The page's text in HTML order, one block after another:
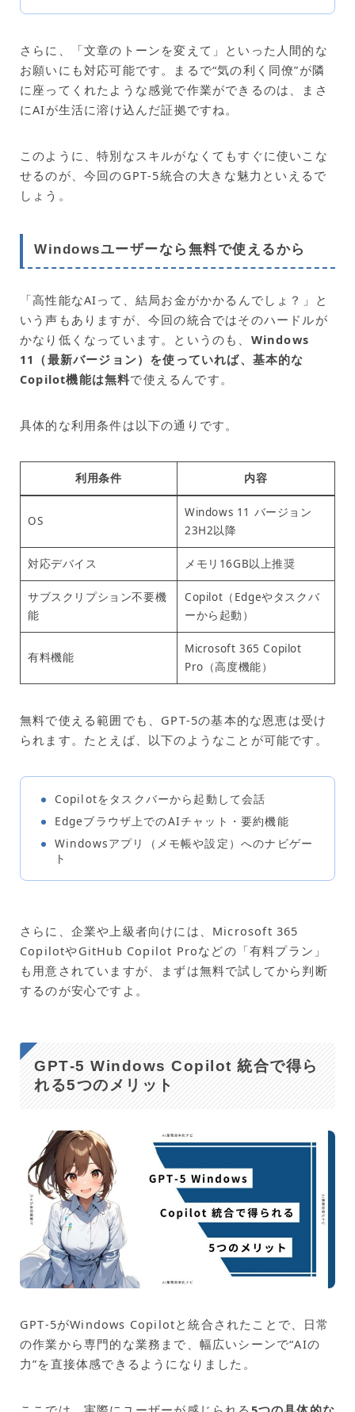
さらに、「文章のトーンを変えて」といった人間的な
お願いにも対応可能です。まるで“気の利く同僚”が隣
に座ってくれたような感覚で作業ができるのは、まさ
にAIが生活に溶け込んだ証拠ですね。
このように、特別なスキルがなくてもすぐに使いこな
せるのが、今回のGPT‑5統合の大きな魅力といえるで
しょう。
Windowsユーザーなら無料で使えるから
「高性能なAIって、結局お金がかかるんでしょ？」と
いう声もありますが、今回の統合ではそのハードルが
かなり低くなっています。というのも、 Windows
11（最新バージョン）を使っていれば、基本的な
Copilot機能は無料で使えるんです。
具体的な利用条件は以下の通りです。
利用条件 内容
OS
Windows 11 バージョン
23H2以降
対応デバイス メモリ16GB以上推奨
サブスクリプション不要機
能
Copilot（Edgeやタスクバ
ーから起動）
有料機能
Microsoft 365 Copilot
Pro（高度機能）
無料で使える範囲でも、GPT‑5の基本的な恩恵は受け
られます。たとえば、以下のようなことが可能です。
Copilotをタスクバーから起動して会話
Edgeブラウザ上でのAIチャット・要約機能
Windowsアプリ（メモ帳や設定）へのナビゲー
ト
さらに、企業や上級者向けには、Microsoft 365
CopilotやGitHub Copilot Proなどの「有料プラン」
も用意されていますが、まずは無料で試してから判断
するのが安心ですよ。
GPT‑5 Windows Copilot 統合で得ら
れる5つのメリット
GPT‑5がWindows Copilotと統合されたことで、日常
の作業から専門的な業務まで、幅広いシーンで“AIの
力”を直接体感できるようになりました。